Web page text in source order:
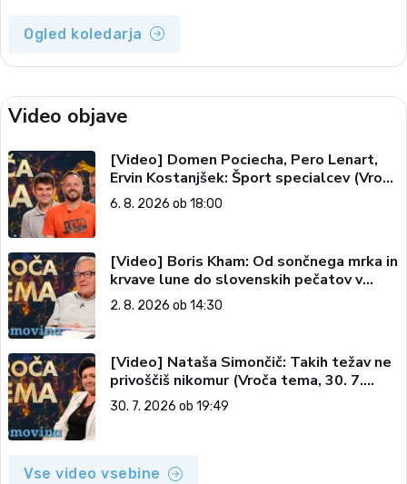
Ogled koledarja
Video objave
[Video] Domen Pociecha, Pero Lenart,
Ervin Kostanjšek: Šport specialcev (Vroča
tema, 6. 8. 2026)
6. 8. 2026 ob 18:00
[Video] Boris Kham: Od sončnega mrka in
krvave lune do slovenskih pečatov v
vesolju (Vroča tema, 2. 8. 2026)
2. 8. 2026 ob 14:30
[Video] Nataša Simončič: Takih težav ne
privoščiš nikomur (Vroča tema, 30. 7.
2026)
30. 7. 2026 ob 19:49
Vse video vsebine